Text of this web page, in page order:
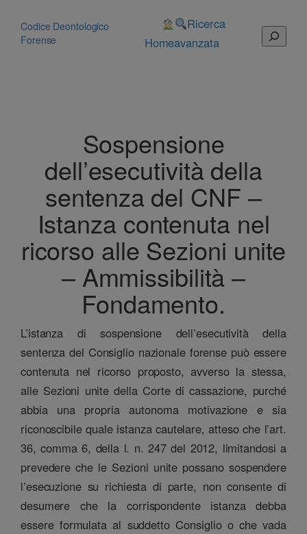
contenuto
Codice Deontologico
Forense
Home
Ricerca
avanzata
Cerca
Sospensione
dell’esecutività della
sentenza del CNF –
Istanza contenuta nel
ricorso alle Sezioni unite
– Ammissibilità –
Fondamento.
L’istanza di sospensione dell’esecutività della
sentenza del Consiglio nazionale forense può essere
contenuta nel ricorso proposto, avverso la stessa,
alle Sezioni unite della Corte di cassazione, purché
abbia una propria autonoma motivazione e sia
riconoscibile quale istanza cautelare, atteso che l’art.
36, comma 6, della l. n. 247 del 2012, limitandosi a
prevedere che le Sezioni unite possano sospendere
l’esecuzione su richiesta di parte, non consente di
desumere che la corrispondente istanza debba
essere formulata al suddetto Consiglio o che vada